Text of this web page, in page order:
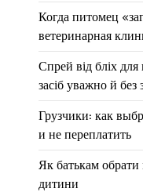
Когда питомец
ветеринарная
Спрей від бліх для
засіб уважно й без
Грузчики: как
и не переплатить
Як батькам
дитини